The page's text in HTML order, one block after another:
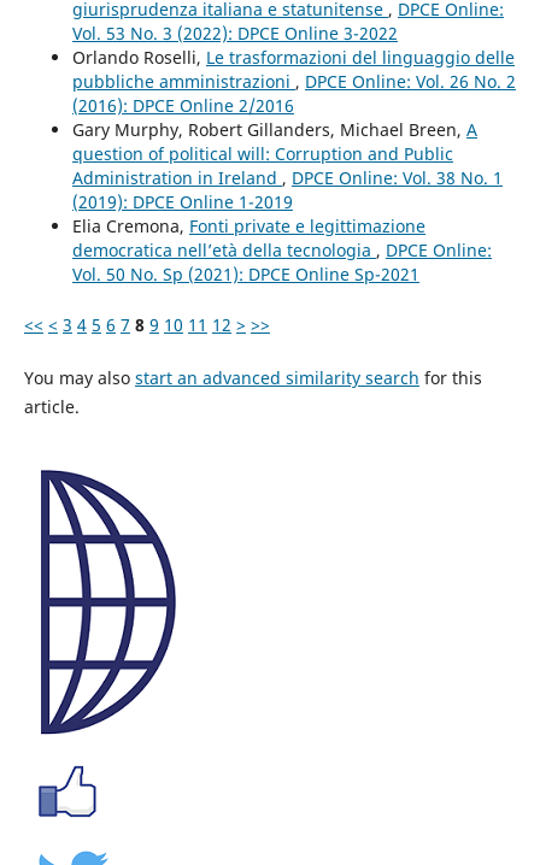
giurisprudenza italiana e statunitense , DPCE Online:
Vol. 53 No. 3 (2022): DPCE Online 3-2022
Orlando Roselli, Le trasformazioni del linguaggio delle
pubbliche amministrazioni , DPCE Online: Vol. 26 No. 2
(2016): DPCE Online 2/2016
Gary Murphy, Robert Gillanders, Michael Breen, A
question of political will: Corruption and Public
Administration in Ireland , DPCE Online: Vol. 38 No. 1
(2019): DPCE Online 1-2019
Elia Cremona, Fonti private e legittimazione
democratica nell’età della tecnologia , DPCE Online:
Vol. 50 No. Sp (2021): DPCE Online Sp-2021
<< < 3 4 5 6 7 8 9 10 11 12 > >>
You may also start an advanced similarity search for this
article.